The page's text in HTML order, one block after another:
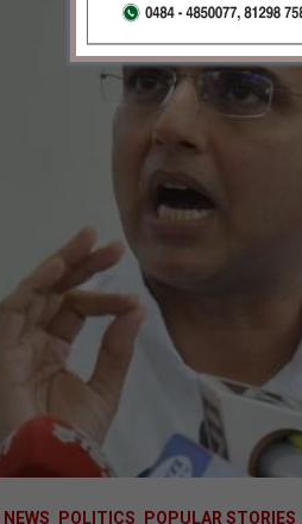
POLITICS POPULAR STORIES